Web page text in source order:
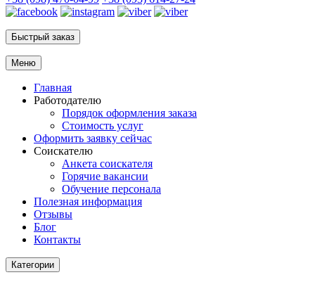
Быстрый заказ
Меню
Главная
Работодателю
Порядок оформления заказа
Стоимость услуг
Оформить заявку сейчас
Соискателю
Анкета соискателя
Горячие вакансии
Обучение персонала
Полезная информация
Отзывы
Блог
Контакты
Категории